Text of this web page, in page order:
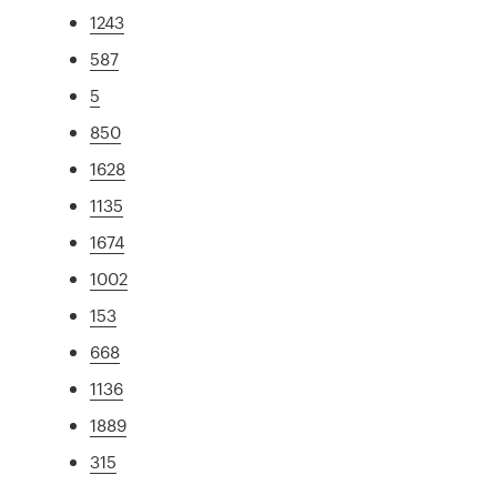
1243
587
5
850
1628
1135
1674
1002
153
668
1136
1889
315